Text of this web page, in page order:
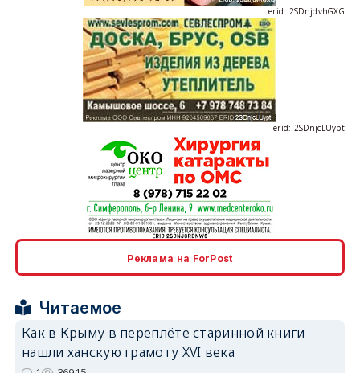
erid: 2SDnjdvhGXG
erid: 2SDnjcLUypt
erid: 2SDnjcrDNw6
Реклама на ForPost
Читаемое
Как в Крыму в переплёте старинной книги
нашли ханскую грамоту XVI века